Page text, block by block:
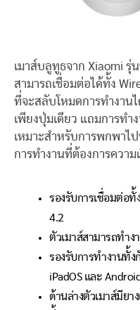
เมาส์บลูทูธจาก Xiaomi รุ่
สามารถเชื่อมต่อได้ทั้ง
ที่จะสลับโหมดการทำงาน
เพียงปุ่มเดียว แถมการทำ
เหมาะสำหรับการพกพาไ
การทำงานที่ต้องการความ
รองรับการเชื่อมต่อทั้
4.2
ตัวเมาส์สามารถทำง
รองรับการทำงานทั้ง
iPadOS และ Android
ด้านล่างตัวเมาส์มียา